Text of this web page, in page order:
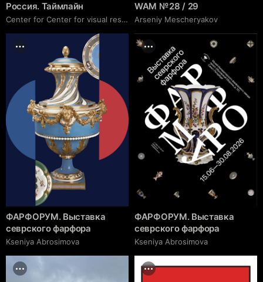
Россия. Таймлайн
Center for Center for visual research
WAM № 28 / 29
Arseniy Mescheryakov
ФАРФОРУМ. Выставка
севрского фарфора
Kseniya Abrosimova
ФАРФОРУМ. Выставка
севрского фарфора
Kseniya Abrosimova